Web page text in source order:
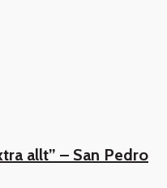
allt” – San Pedro